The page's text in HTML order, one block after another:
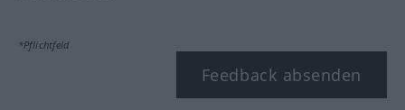
*Pflichtfeld
Feedback absenden